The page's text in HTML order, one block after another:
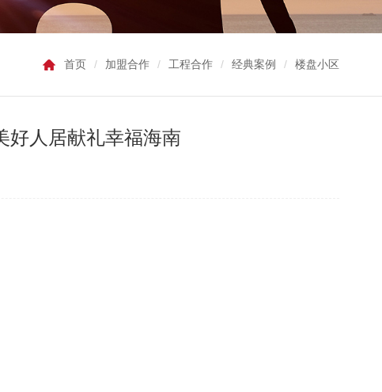
首页 / 加盟合作 / 工程合作 / 经典案例 / 楼盘小区
好人居献礼幸福海南